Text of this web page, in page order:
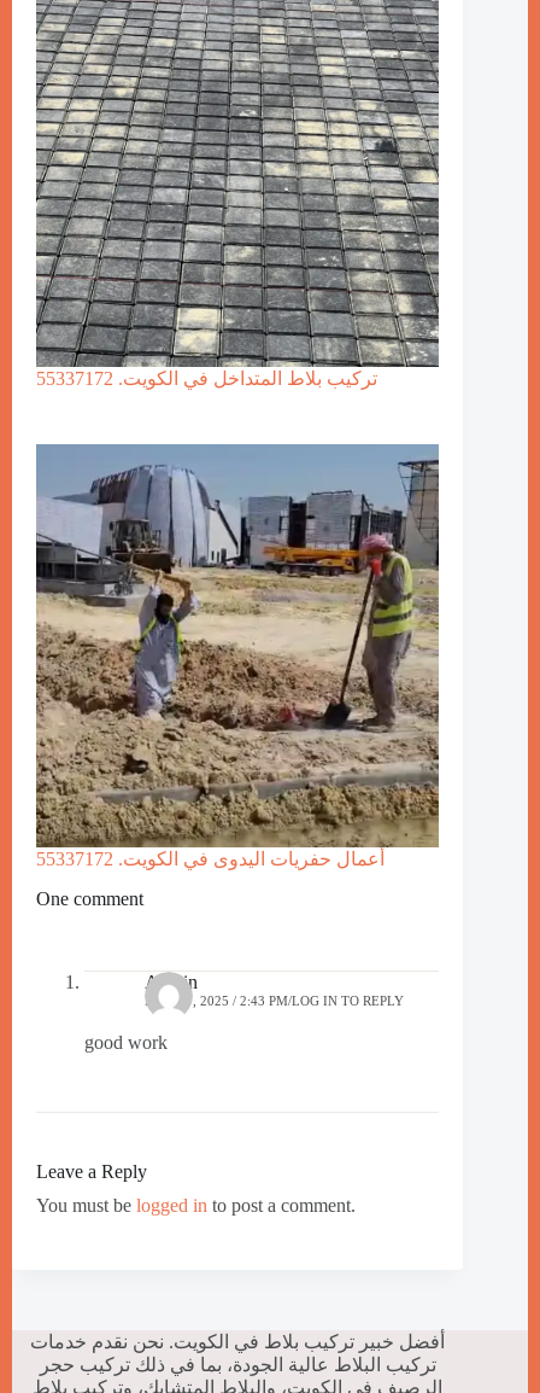
تركيب بلاط المتداخل في الكويت. 55337172
أعمال حفريات اليدوى في الكويت. 55337172
One comment
Admin
MAY 27, 2025 / 2:43 PM LOG IN TO REPLY
good work
Leave a Reply
You must be logged in to post a comment.
أفضل خبير تركيب بلاط في الكويت. نحن نقدم خدمات
تركيب البلاط عالية الجودة، بما في ذلك تركيب حجر
الرصيف في الكويت، والبلاط المتشابك، وتركيب بلاط